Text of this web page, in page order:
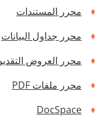
محرر المستندات
محرر جداول البيانات
محرر العروض
محرر ملفات PDF
DocSpace